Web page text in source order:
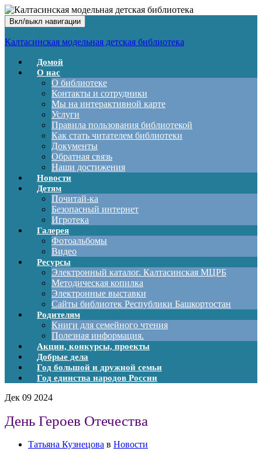
Вкл/выкл навигации
Калтасинская модельная детская библиотека
Домой
О нас
О библиотеке
Контакты и сотрудники
Мы на интерактивной карте
Услуги
Правила пользования библиотекой
Как стать читателем библиотеки
Документы
Обратная связь
Наши достижения
Новости
Детям
Почитай-ка
Безопасный интернет
Игротека
Галерея
Фотоальбомы
Видео
Ресурсы
Электронный каталог. Калтасинская МЦРБ
Методическая копилка
Электронные выставки
Сайты библиотек Республики Башкортостан
Родителям
Книги для семейного чтения
Полезная информация.
Акции, конкурсы, проекты
Добрые дела
Год большой и дружной семьи
Год единства народов России
Дек 09 2024
День Героев Отечества
Татьяна Кузнецова в Новости